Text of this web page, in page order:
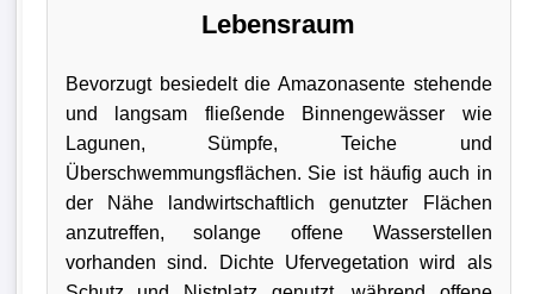
Lebensraum
Bevorzugt besiedelt die Amazonasente stehende
und langsam fließende Binnengewässer wie
Lagunen, Sümpfe, Teiche und
Überschwemmungsflächen. Sie ist häufig auch in
der Nähe landwirtschaftlich genutzter Flächen
anzutreffen, solange offene Wasserstellen
vorhanden sind. Dichte Ufervegetation wird als